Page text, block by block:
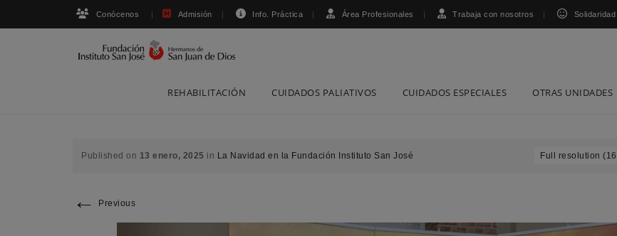
Conócenos Admisión Info. Práctica Área Profesionales Trabaja con nosotros Solidaridad
REHABILITACIÓN CUIDADOS PALIATIVOS CUIDADOS ESPECIALES OTRAS UNIDADES
Published on 13 enero, 2025 in La Navidad en la Fundación Instituto San José Full resolution
← Previous